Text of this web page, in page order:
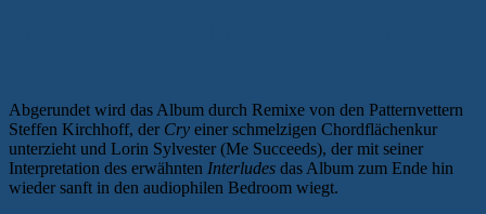
Abgerundet wird das Album durch Remixe von den Patternvettern
Steffen Kirchhoff, der Cry einer schmelzigen Chordflächenkur
unterzieht und Lorin Sylvester (Me Succeeds), der mit seiner
Interpretation des erwähnten Interludes das Album zum Ende hin
wieder sanft in den audiophilen Bedroom wiegt.